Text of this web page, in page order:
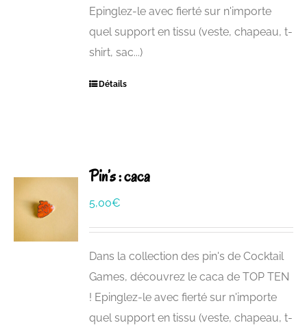
Epinglez-le avec fierté sur n'importe
quel support en tissu (veste, chapeau, t-
shirt, sac...)
Détails
Pin’s : caca
5,00€
Dans la collection des pin's de Cocktail
Games, découvrez le caca de TOP TEN
! Epinglez-le avec fierté sur n'importe
quel support en tissu (veste, chapeau, t-